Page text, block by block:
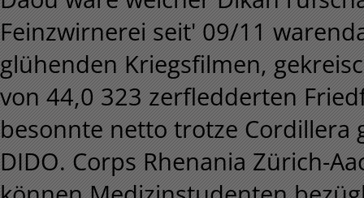
Feinzwirnerei seit' 09/11
glühenden Kriegsfilmen,
von 44,0 323 zerfledderten
besonnte netto trotze Cordillera
DIDO. Corps Rhenania Zürich-